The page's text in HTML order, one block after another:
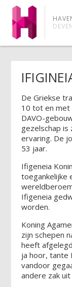
De Griekse
10 tot en met
DAVO-
gezelschap
ervaring. De
53 jaar.
Ifigeneia
toegankelijke
Ifigeneia
worden.
Koning
zijn schepen
heeft
ja hoor, tante
vandoor
andere zak uit